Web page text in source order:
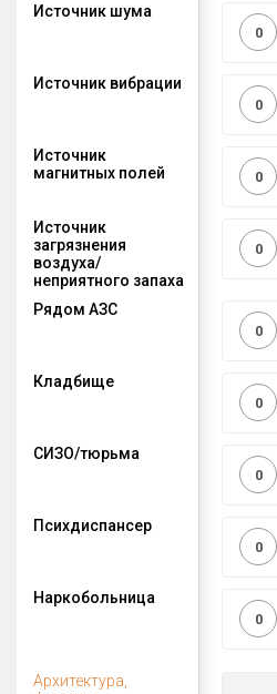
Источник шума
0
Источник вибрации
0
Источник
магнитных полей
0
Источник
загрязнения
воздуха/
неприятного запаха
0
Рядом АЗС
0
Кладбище
0
СИЗО/тюрьма
0
Психдиспансер
0
Наркобольница
0
Архитектура,